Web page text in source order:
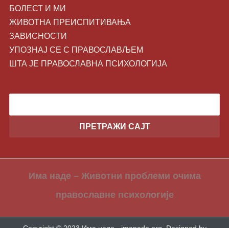
БОЛЕСТ И МИ
ЖИВОТНA ПРЕИСПИТИВАЊА
ЗАВИСНОСТИ
УПОЗНАЈ СЕ С ПРАВОСЛАВЉЕМ
ШТА ЈЕ ПРАВОСЛАВНА ПСИХОЛОГИЈА
Има наде – Животни проблеми очима
православне психологије